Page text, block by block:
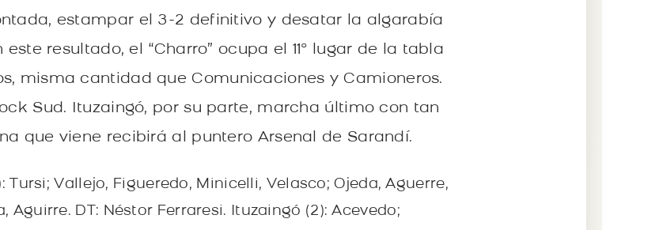
estampar el 3-2 definitivo y desatar la algarabía
resultado, el “Charro” ocupa el 11° lugar de la tabla
misma cantidad que Comunicaciones y Camioneros.
Sud. Ituzaingó, por su parte, marcha último con tan
que viene recibirá al puntero Arsenal de Sarandí.
Tursi; Vallejo, Figueredo, Minicelli, Velasco; Ojeda, Aguerre,
Aguirre. DT: Néstor Ferraresi. Ituzaingó (2): Acevedo;